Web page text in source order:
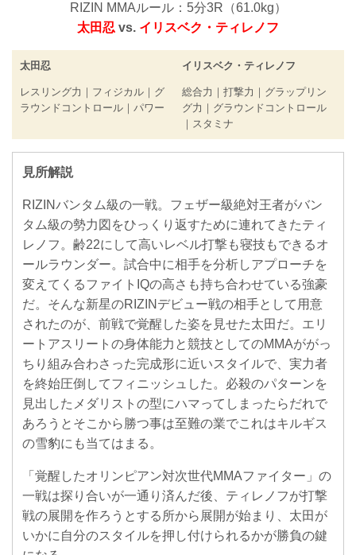
RIZIN MMAルール：5分3R（61.0kg）
太田忍 vs. イリスベク・ティレノフ
太田忍
レスリング力｜フィジカル｜グ
ラウンドコントロール｜パワー
イリスベク・ティレノフ
総合力｜打撃力｜グラップリン
グ力｜グラウンドコントロール
｜スタミナ
見所解説
RIZINバンタム級の一戦。フェザー級絶対王者がバン
タム級の勢力図をひっくり返すために連れてきたティ
レノフ。齢22にして高いレベル打撃も寝技もできるオ
ールラウンダー。試合中に相手を分析しアプローチを
変えてくるファイトIQの高さも持ち合わせている強豪
だ。そんな新星のRIZINデビュー戦の相手として用意
されたのが、前戦で覚醒した姿を見せた太田だ。エリ
ートアスリートの身体能力と競技としてのMMAががっ
ちり組み合わさった完成形に近いスタイルで、実力者
を終始圧倒してフィニッシュした。必殺のパターンを
見出したメダリストの型にハマってしまったらだれで
あろうとそこから勝つ事は至難の業でこれはキルギス
の雪豹にも当てはまる。
「覚醒したオリンピアン対次世代MMAファイター」の
一戦は探り合いが一通り済んだ後、ティレノフが打撃
戦の展開を作ろうとする所から展開が始まり、太田が
いかに自分のスタイルを押し付けられるかが勝負の鍵